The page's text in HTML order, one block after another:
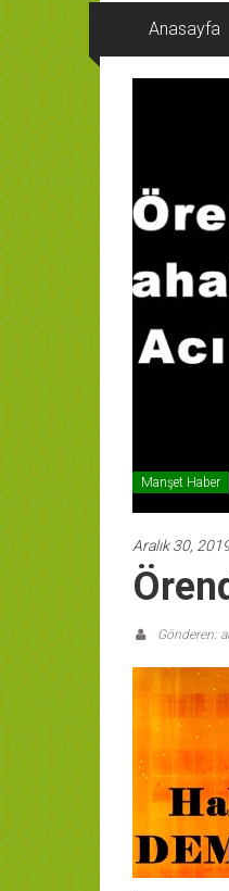
Anasayfa
Manşet Haber
Aralık 30,
Gönderen: